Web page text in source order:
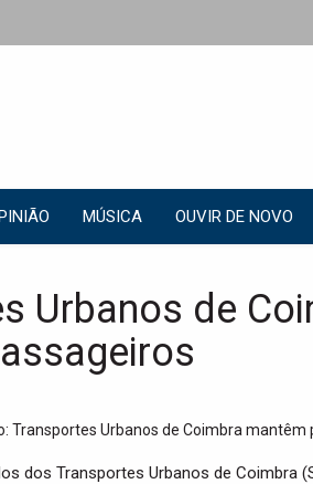
MÚSICA OUVIR DE NOVO
Urbanos de
dos Transportes Urbanos de Coimbra